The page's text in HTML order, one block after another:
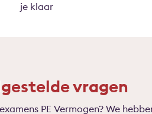
je klaar
vragen
PE Vermogen? We